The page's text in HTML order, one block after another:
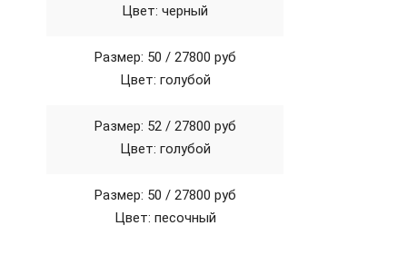
Цвет: черный
Размер: 50 / 27800 руб
Цвет: голубой
Размер: 52 / 27800 руб
Цвет: голубой
Размер: 50 / 27800 руб
Цвет: песочный